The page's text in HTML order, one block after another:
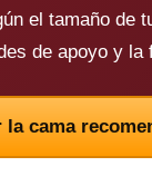
el tamaño de
de apoyo y la
la cama